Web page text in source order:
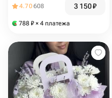
4.70608 3 150₽
788 ₽ × 4 платежа